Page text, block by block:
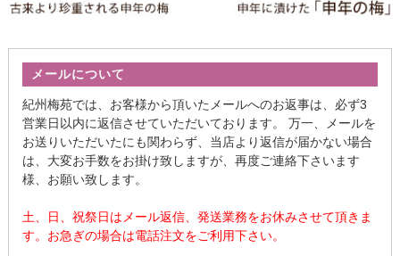
メールについて
紀州梅苑では、お客様から頂いたメールへのお返事は、必ず3
営業日以内に返信させていただいております。 万一、メールを
お送りいただいたにも関わらず、当店より返信が届かない場合
は、大変お手数をお掛け致しますが、再度ご連絡下さいます
様、お願い致します。
土、日、祝祭日はメール返信、発送業務をお休みさせて頂きま
す。お急ぎの場合は電話注文をご利用下さい。